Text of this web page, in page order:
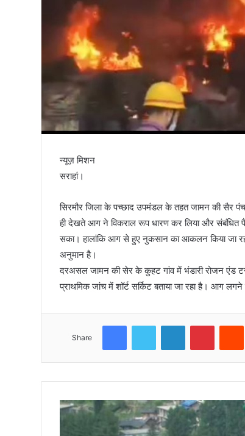
तिरंगा
न्यूज़ मिशन
सराहां।
सिरमौर जिला के पच्छाद उपमंडल के तहत जामन की सैर
ही देखते आग ने विकराल रूप धारण कर लिया और
सका। हालांकि आग से हुए नुकसान का आकलन किया जा
अनुमान है।
दरअसल जामन की सेर के कुहट गांव में भंडारी रोजन एंड
प्राथमिक जांच में शॉर्ट सर्किट बताया जा रहा है। आग
Share